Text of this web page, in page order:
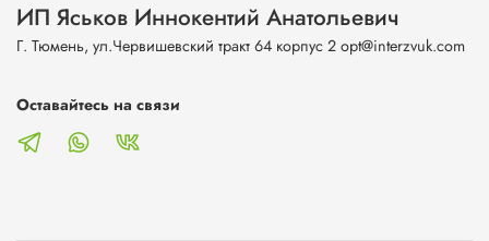
ИП Яськов Иннокентий Анатольевич
Г. Тюмень, ул.Червишевский тракт 64 корпус 2 opt@interzvuk.com
Оставайтесь на связи